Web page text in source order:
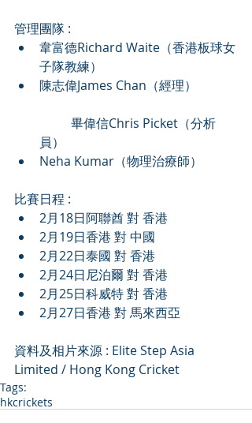
管理團隊 :
韋富德Richard Waite（香港板球女
子隊教練）
陳志偉James Chan（經理）
員）
Neha Kumar（物理治療師）
比賽日程 :
2月18日阿聯酋 對 香港
2月19日香港 對 中國
2月22日泰國 對 香港
2月24日尼泊爾 對 香港
2月25日科威特 對 香港
2月27日香港 對 馬來西亞
資料及相片來源 : Elite Step Asia
Limited / Hong Kong Cricket
Tags:
hkcrickets